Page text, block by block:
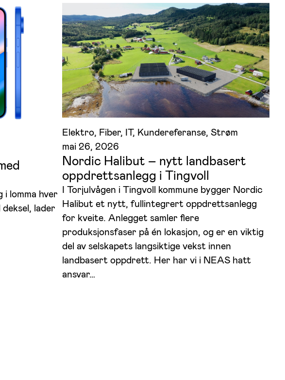
lomma hver
lader
Elektro, Fiber, IT, Kundereferanse, Strøm
mai 26, 2026
Nordic Halibut – nytt landbasert
oppdrettsanlegg i Tingvoll
I Torjulvågen i Tingvoll kommune bygger Nordic
Halibut et nytt, fullintegrert oppdrettsanlegg
for kveite. Anlegget samler flere
produksjonsfaser på én lokasjon, og er en viktig
del av selskapets langsiktige vekst innen
landbasert oppdrett. Her har vi i NEAS hatt
ansvar…